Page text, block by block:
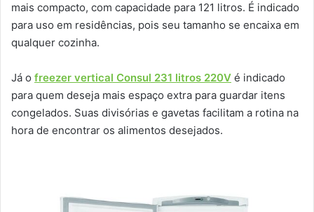
mais compacto, com capacidade para 121 litros. É indicado
para uso em residências, pois seu tamanho se encaixa em
qualquer cozinha.
Já o freezer vertical Consul 231 litros 220V é indicado
para quem deseja mais espaço extra para guardar itens
congelados. Suas divisórias e gavetas facilitam a rotina na
hora de encontrar os alimentos desejados.